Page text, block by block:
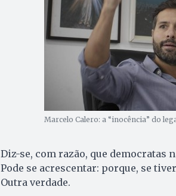
Marcelo Calero: a “inocência” do
Diz-se, com razão, que democratas
Pode se acrescentar: porque, se
Outra verdade.